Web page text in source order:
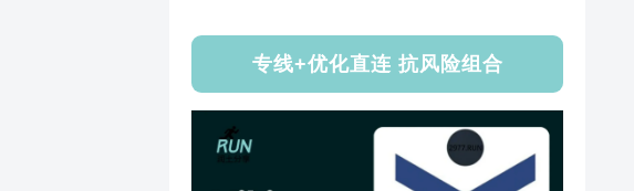
专线+优化直连 抗风险组合